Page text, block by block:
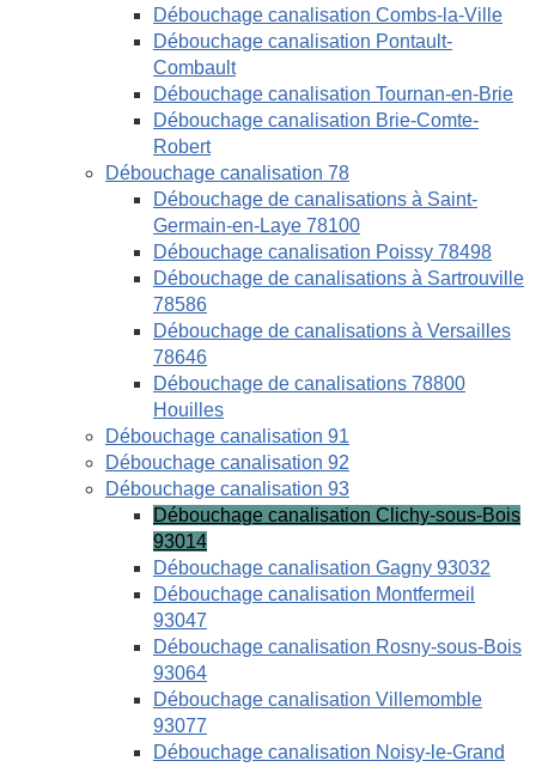
Débouchage canalisation Combs-la-Ville
Débouchage canalisation Pontault-
Combault
Débouchage canalisation Tournan-en-Brie
Débouchage canalisation Brie-Comte-
Robert
Débouchage canalisation 78
Débouchage de canalisations à Saint-
Germain-en-Laye 78100
Débouchage canalisation Poissy 78498
Débouchage de canalisations à Sartrouville
78586
Débouchage de canalisations à Versailles
78646
Débouchage de canalisations 78800
Houilles
Débouchage canalisation 91
Débouchage canalisation 92
Débouchage canalisation 93
Débouchage canalisation Clichy-sous-Bois
93014
Débouchage canalisation Gagny 93032
Débouchage canalisation Montfermeil
93047
Débouchage canalisation Rosny-sous-Bois
93064
Débouchage canalisation Villemomble
93077
Débouchage canalisation Noisy-le-Grand